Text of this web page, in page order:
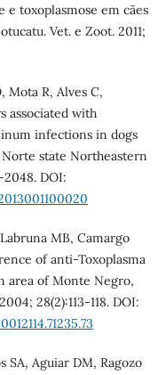
e toxoplasmose em cães
Vet. e Zoot. 2011;
Mota R, Alves C,
associated with
infections in dogs
state Northeastern
2048. DOI:
MB, Camargo
of anti-Toxoplasma
area of Monte Negro,
28(2):113-118. DOI:
SA, Aguiar DM, Ragozo